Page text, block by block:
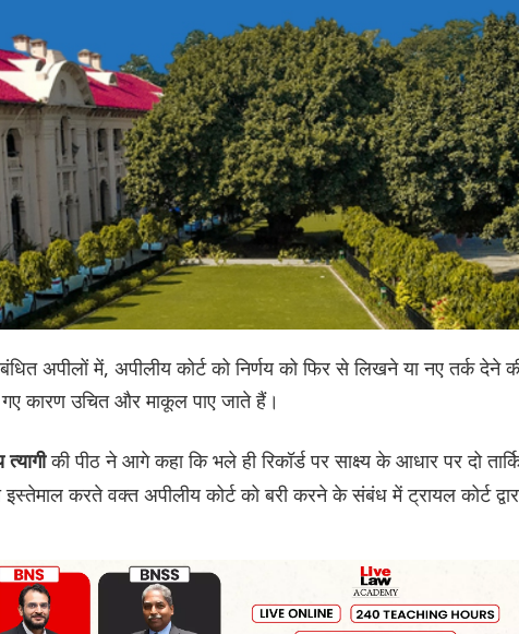
अपीलों में, अपीलीय कोर्ट को निर्णय को फिर से लिखने या नए तर्क देने
गए कारण उचित और माकूल पाए जाते हैं।
की पीठ ने आगे कहा कि भले ही रिकॉर्ड पर साक्ष्य के आधार पर दो
करते वक्त अपीलीय कोर्ट को बरी करने के संबंध में ट्रायल कोर्ट